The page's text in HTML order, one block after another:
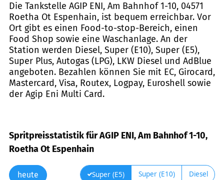
Die Tankstelle AGIP ENI, Am Bahnhof 1-10, 04571
Roetha Ot Espenhain, ist bequem erreichbar. Vor
Ort gibt es einen Food-to-stop-Bereich, einen
Food Shop sowie eine Waschanlage. An der
Station werden Diesel, Super (E10), Super (E5),
Super Plus, Autogas (LPG), LKW Diesel und AdBlue
angeboten. Bezahlen können Sie mit EC, Girocard,
Mastercard, Visa, Routex, Logpay, Euroshell sowie
der Agip Eni Multi Card.
Spritpreisstatistik für AGIP ENI, Am Bahnhof 1-10,
Roetha Ot Espenhain
heute Super (E5) Super (E10) Diesel